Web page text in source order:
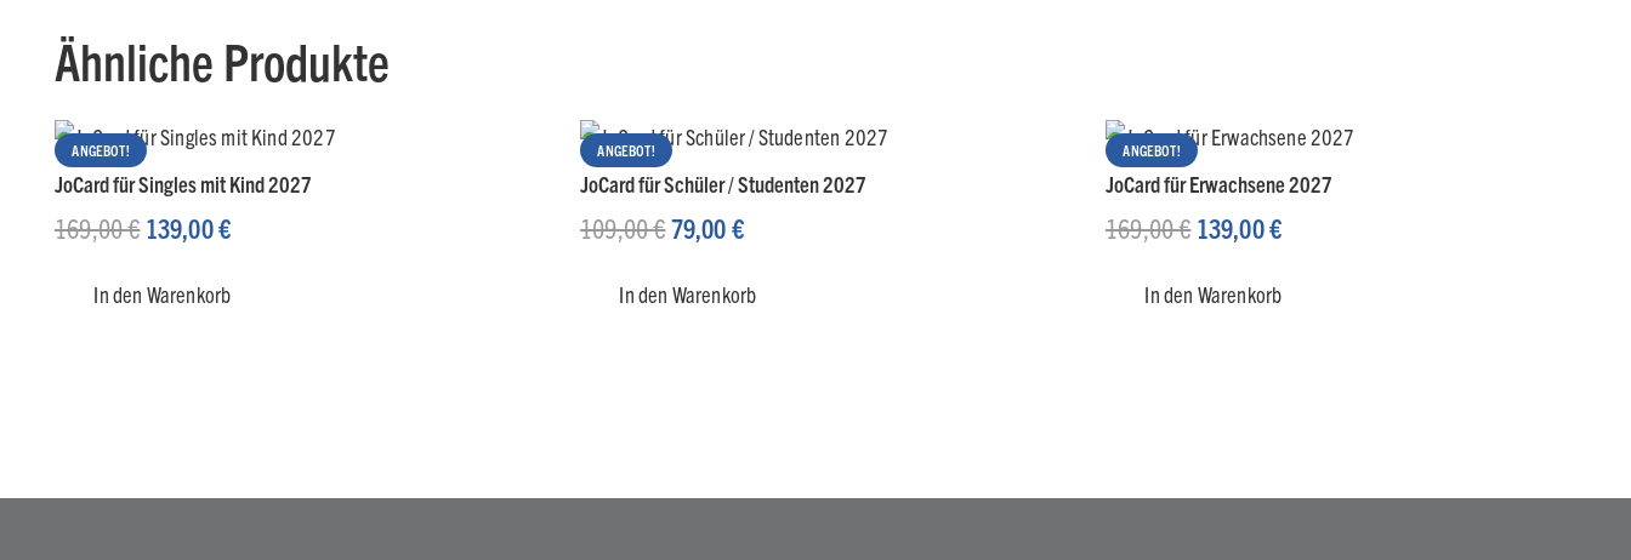
Ähnliche Produkte
ANGEBOT!
JoCard für Singles mit Kind 2027
169,00€ Ursprünglicher
war:
139,00€Aktueller
ist:
In den Warenkorb
ANGEBOT!
JoCard für Schüler / Studenten 2027
109,00€Ursprünglicher
war:
79,00€Aktueller
ist:
In den Warenkorb
ANGEBOT!
JoCard für Erwachsene 2027
169,00€ Ursprünglicher
war:
139,00€Aktueller
ist:
In den Warenkorb